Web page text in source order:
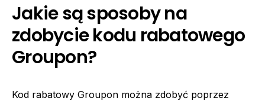
Jakie są sposoby na
zdobycie kodu rabatowego
Groupon?
Kod rabatowy Groupon można zdobyć poprzez